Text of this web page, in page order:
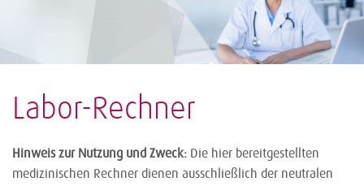
Labor-Rechner
Hinweis zur Nutzung und Zweck: Die hier bereitgestellten
medizinischen Rechner dienen ausschließlich der neutralen